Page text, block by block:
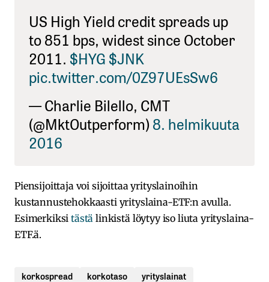
US High Yield credit spreads up
to 851 bps, widest since October
2011. $HYG$JNK
pic.twitter.com/0Z97UEsSw6
— Charlie Bilello, CMT
(@MktOutperform)8. helmikuuta
2016
Piensijoittaja voi sijoittaa yrityslainoihin
kustannustehokkaasti yrityslaina-ETF:n avulla.
Esimerkiksitästä linkistä löytyy iso liuta yrityslaina-
ETF.ä.
korkospread korkotaso yrityslainat